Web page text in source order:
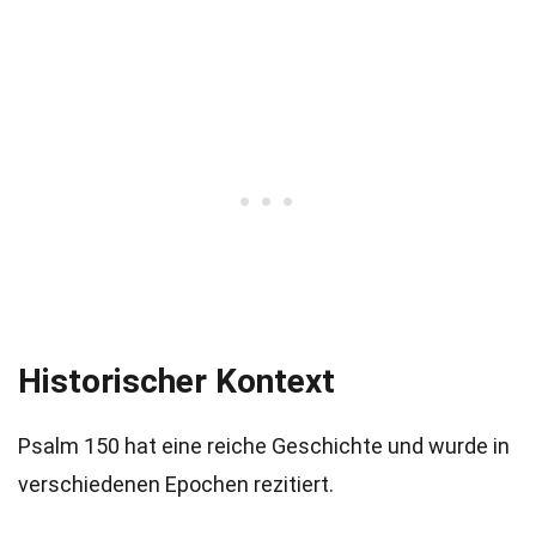
Historischer Kontext
Psalm 150 hat eine reiche Geschichte und wurde in
verschiedenen Epochen rezitiert.